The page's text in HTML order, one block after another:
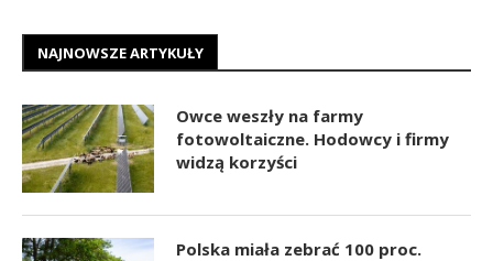
NAJNOWSZE ARTYKUŁY
Owce weszły na farmy
fotowoltaiczne. Hodowcy i firmy
widzą korzyści
Polska miała zebrać 100 proc.